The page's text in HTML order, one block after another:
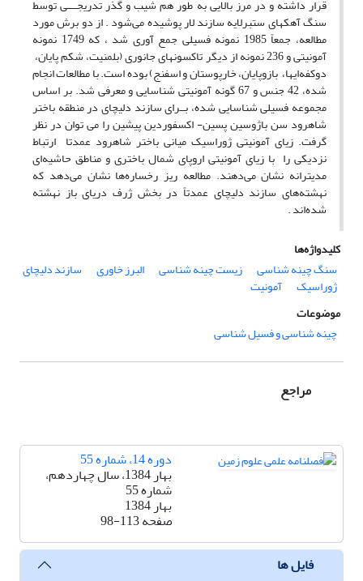
قرار داشته و در مرز بالایی به طور هم شیب و گذر تدریجــــی توسط
سنگ آهکهای ستبرلایه سازند لار پوشیده می‌شود . از دو برش مورد
مطالعه، جمعاً 1985 نمونه فسیلی جمع آوری شد ، که 1749 نمونه
آمونیتی و 236 نمونه از دیگر تاکسونهای جانوری (بلمنیت، شکم پایان،
دوکفه‌ایها، بازوپایان، خارپوستان و اسفنج) بوده است. با مطالعات انجام
شده، 42 جنس و 67 گونه آمونیتی شناسایی و معرفی شد. بر اساس
مجموعه فسیلی شناسایی شده، بــرای سازند دلیچای در منطقه باختر
شاهرود سن باژوسین پسین- اکسفوردین پیشین را می توان در نظر
گرفت. زیای آمونیتی ژوراسیک میانی باختر شاهرود عمدتا ارتباط
نزدیکی را با زیای آمونیتی اروپای شمال باختری و مناطق حاشیه‌ای
مدیترانه نشان می‌دهند. مطالعه ریز رخساره‌ها نشان می‌دهد که
نهشته‌های سازند دلیچای عمدتاً در بخش ژرف دریای باز نهشته
شده‌اند .
کلیدواژه‌ها
سنگ چینه شناسی
زیست چینه شناسی البرز خاوری سازند دلیچای
ژوراسیک
آمونیت
موضوعات
چینه شناسی و فسیل شناسی
مراجع
دوره 14، شماره 55
بهار 1384، سال چهاردهم،
شماره 55
بهار 1384
صفحه98-113
فایل ها